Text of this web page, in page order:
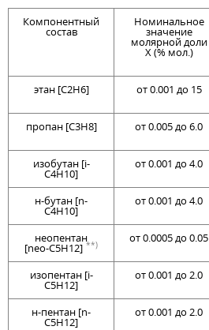
Компонентный
состав
Номинальное
значение
молярной доли
X (% мол.)
этан [C2H6]
от 0.001 до 15
пропан [C3H8]
от 0.005 до 6.0
изобутан [i-
C4H10]
от 0.001 до 4.0
н-бутан [n-
C4H10]
от 0.001 до 4.0
нeoпентан
[neo-C5H12] **)
от 0.0005 до 0.05
изопентан [i-
C5H12]
от 0.001 до 2.0
н-пентан [n-
C5H12]
от 0.001 до 2.0